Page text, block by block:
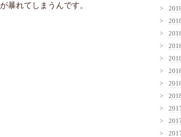
暴れてしまうんです。